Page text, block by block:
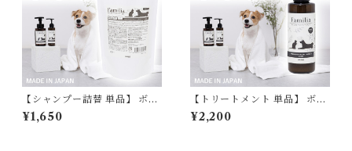
【シャンプー詰替 単品】 ボタ
ニカルシャンプー詰替 Familia
ファミリア 犬 猫 ペット 自然
¥1,650
【トリートメント 単品】 ボタ
ニカルトリートメント Familia
ファミリア 犬 猫 ペット 自然
¥2,200